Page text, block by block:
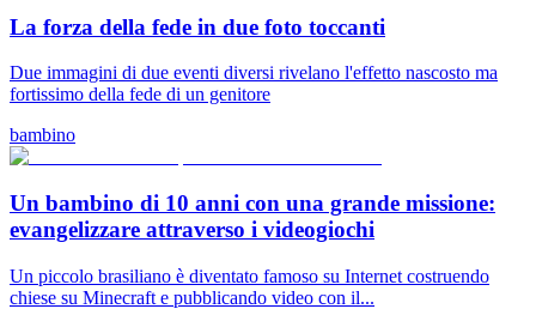
La forza della fede in due foto toccanti
Due immagini di due eventi diversi rivelano l'effetto nascosto ma
fortissimo della fede di un genitore
bambino
Un bambino di 10 anni con una grande missione:
evangelizzare attraverso i videogiochi
Un piccolo brasiliano è diventato famoso su Internet costruendo
chiese su Minecraft e pubblicando video con il...